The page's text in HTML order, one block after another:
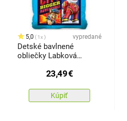
5,0 1x vypredané
Detské bavlnené
obliečky Labková
140 x 200 cm, 70 x 90
23,49€
Kúpiť